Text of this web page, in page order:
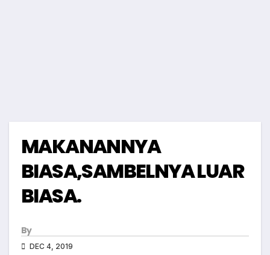
MAKANANNYA
BIASA,SAMBELNYA LUAR
BIASA.
By
DEC 4, 2019